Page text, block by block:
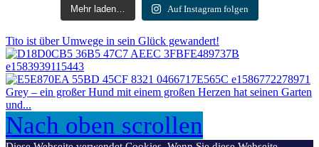
Mehr laden… Auf Instagram folgen
Tito ist über Umwege in sein Glück gewandert!
Grey – ein großer Hund mit einem großen Herzen hat seinen Garten
und...
Nach oben scrollen